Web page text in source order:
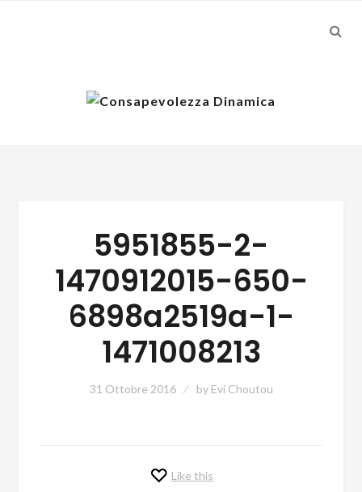
5951855-2-
1470912015-650-
6898a2519a-1-
1471008213
31 Ottobre 2016 by Evi Choutou
Like this